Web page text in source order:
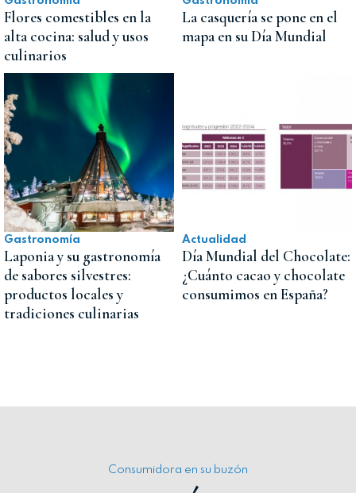
Flores comestibles en la
alta cocina: salud y usos
culinarios
La casquería se pone en el
mapa en su Día Mundial
Gastronomía
Laponia y su gastronomía
de sabores silvestres:
productos locales y
tradiciones culinarias
Actualidad
Día Mundial del Chocolate:
¿Cuánto cacao y chocolate
consumimos en España?
Consumidora en su buzón